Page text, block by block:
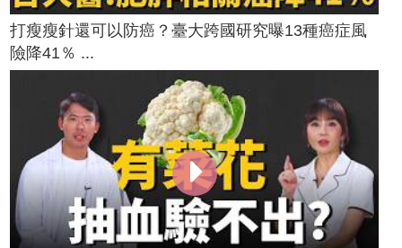
打瘦瘦針還可以防癌？臺大跨國研究曝13種癌症風
險降41％ ...